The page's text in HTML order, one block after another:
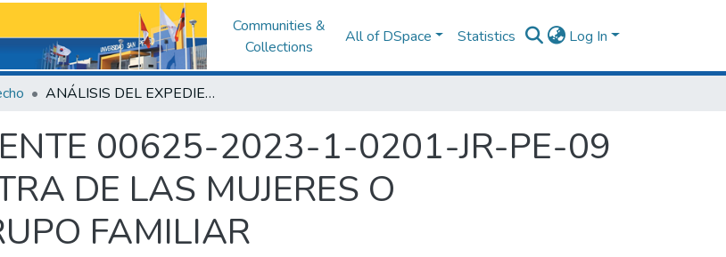
Communities &
Collections
All of DSpace Statistics Log In
ANÁLISIS DEL EXPEDIENTE 00625-2023-1-0201-JR-PE-09 AGRESIONES EN CONTRA DE LAS MUJERES O INTEGRANTES DEL GRUPO FAMILIAR
00625-2023-1-0201-JR-PE-09
DE LAS MUJERES O
FAMILIAR